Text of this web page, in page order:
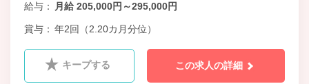
給与 月給 205,000円～295,000円
賞与 年2回（2.20カ月分位）
キープする この求人の詳細